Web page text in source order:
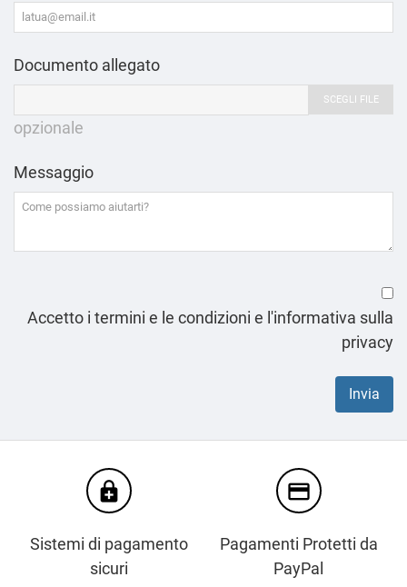
Documento allegato
SCEGLI FILE
opzionale
Messaggio
Accetto i termini e le condizioni e l'informativa sulla
privacy
enhanced_encryption
Sistemi di pagamento
sicuri
credit_card
Pagamenti Protetti da
PayPal